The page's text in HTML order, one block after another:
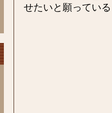
せたいと願ってい